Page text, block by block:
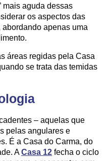
mais aguda dessas
os aspectos das
apenas uma
áreas regidas pela Casa
se trata das temidas
– aquelas que
pelas angulares e
É a Casa do Carma, do
ACasa 12 fecha o ciclo